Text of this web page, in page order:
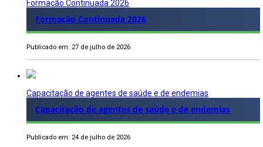
Formação Continuada 2026
Formação Continuada 2026
Publicado em: 27 de julho de 2026
Capacitação de agentes de saúde e de endemias
Capacitação de agentes de saúde e de endemias
Publicado em: 24 de julho de 2026